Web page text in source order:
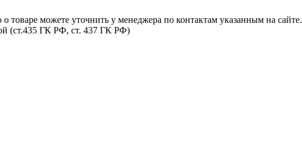
товаре можете уточнить у менеджера по контактам указанным на сайте.
(ст.435 ГК РФ, cт. 437 ГК РФ)